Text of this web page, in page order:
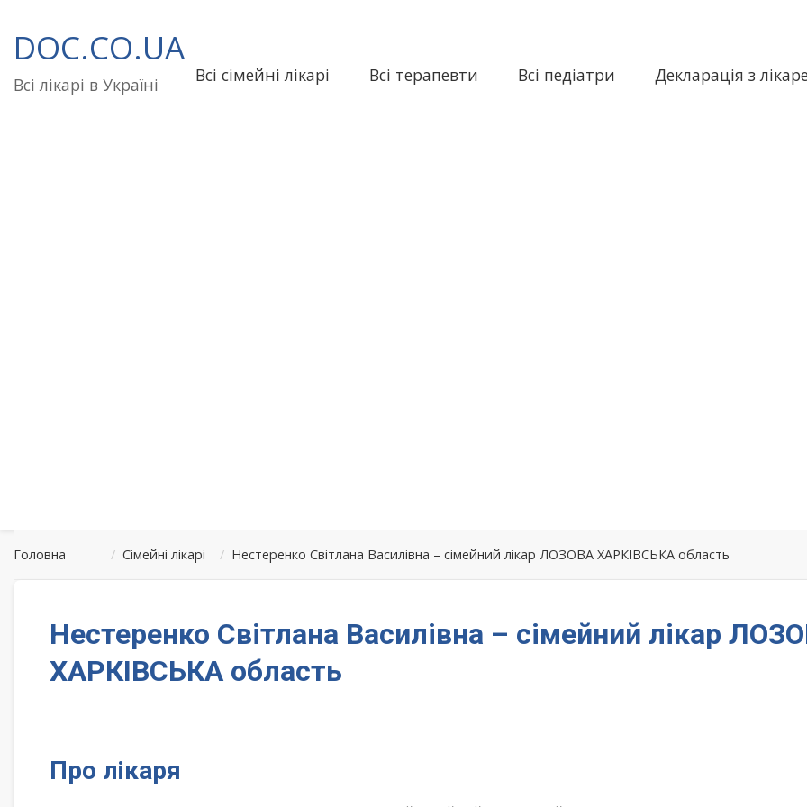
до
вмісту
DOC.CO.UA
Всі лікарі в Україні Всі сімейні лікарі Всі терапевти Всі педіатри Декларація з
Головна / Сімейні лікарі / Нестеренко Світлана Василівна – сімейний лікар ЛОЗОВА ХАРКІВСЬКА область
Нестеренко Світлана Василівна – сімейний лікар
ХАРКІВСЬКА область
Про лікаря